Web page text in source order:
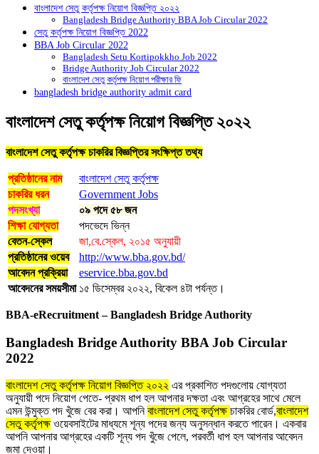
বাংলাদেশ সেতু কর্তৃপক্ষ নিয়োগ বিজ্ঞপ্তি ২০২২
Bangladesh Bridge Authority BBA Job Circular 2022
সেতু কর্তৃপক্ষ নিয়োগ বিজ্ঞপ্তি 2022
BBA Job Circular 2022
Bangladesh Setu Kortipokkho Job 2022
Bridge Authority Job Circular 2022
বাংলাদেশ সেতু কর্তৃপক্ষ নিয়োগ পরীক্ষার ফি
bangladesh bridge authority admit card
বাংলাদেশ সেতু কর্তৃপক্ষ নিয়োগ বিজ্ঞপ্তি ২০২২
বাংলাদেশ সেতু কর্তৃপক্ষচাকরির বিজ্ঞপ্তির সংক্ষিপ্ত তথ্য
প্রতিষ্ঠানের নাম
বাংলাদেশ সেতু কর্তৃপক্ষ
চাকরির ধরন
Government Jobs
পদসংখ্যা
০৯ পদে ৫৮ জন
শিক্ষা যোগ্যতা
পদভেদে ভিন্ন
বেতন-স্কেল
জা,বে.স্কেল, ২০১৫ অনুযায়ী
প্রতিষ্ঠানের ওয়েব
http://www.bba.gov.bd/
আবেদন প্রক্রিয়া
eservice.bba.gov.bd
আবেদনের সময়সীমা ১৫ ডিসেম্বর ২০২২, বিকেল ৪টা পর্যন্ত।
BBA-eRecruitment – Bangladesh Bridge Authority
Bangladesh Bridge Authority BBA Job Circular
2022
বাংলাদেশ সেতু কর্তৃপক্ষ নিয়োগ বিজ্ঞপ্তি ২০২২ এর প্রকাশিত পদগুলোয় যোগ্যতা
অনুযায়ী পদে নিয়োগ পেতে- প্রথম ধাপ হল আপনার দক্ষতা এবং আগ্রহের সাথে মেলে
এমন উন্মুক্ত পদ খুঁজে বের করা। আপনিবাংলাদেশ সেতু কর্তৃপক্ষচাকরির বোর্ড,বাংলাদেশ
সেতু কর্তৃপক্ষওয়েবসাইটের মাধ্যমে শূন্য পদের জন্য অনুসন্ধান করতে পারেন। একবার
আপনি আপনার আগ্রহের একটি শূন্য পদ খুঁজে পেলে, পরবর্তী ধাপ হল আপনার আবেদন
জমা দেওয়া।